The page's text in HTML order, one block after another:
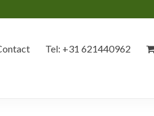
Tel: +31 621440962